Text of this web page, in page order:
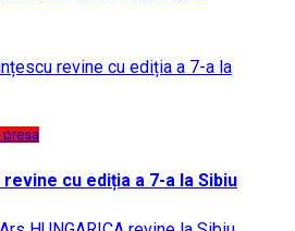
cu ediția a 7-a la Sibiu